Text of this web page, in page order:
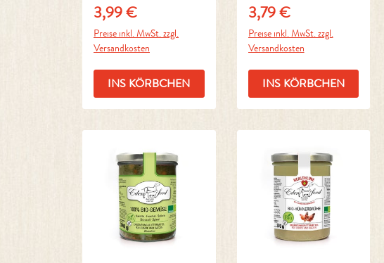
Regulärer Preis:
3,99 €
Preise inkl. MwSt. zzgl.
Versandkosten
INS KÖRBCHEN
Regulärer Preis:
3,79 €
Preise inkl. MwSt. zzgl.
Versandkosten
INS KÖRBCHEN